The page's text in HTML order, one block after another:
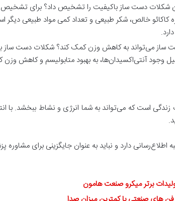
شکلات دست‌ ساز باکیفیت را تشخیص داد؟ برای تشخیص
کاکائو خالص، شکر طبیعی و تعداد کمی مواد طبیعی
ساز می‌تواند به کاهش وزن کمک کند؟ شکلات دست‌ ساز
وجود آنتی‌اکسیدان‌ها، به بهبود متابولیسم و کاهش
است که می‌تواند به شما انرژی و نشاط ببخشد. با
اطلاع‌رسانی دارد و نباید به عنوان جایگزینی برای
برتر میکرو صنعت هامون